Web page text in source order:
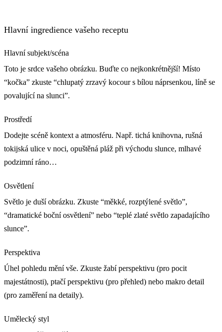
Hlavní ingredience vašeho receptu
Hlavní subjekt/scéna
Toto je srdce vašeho obrázku. Buďte co nejkonkrétnější! Místo
“kočka” zkuste “chlupatý zrzavý kocour s bílou náprsenkou, líně se
povalující na slunci”.
Prostředí
Dodejte scéně kontext a atmosféru. Např. tichá knihovna, rušná
tokijská ulice v noci, opuštěná pláž při východu slunce, mlhavé
podzimní ráno…
Osvětlení
Světlo je duší obrázku. Zkuste “měkké, rozptýlené světlo”,
“dramatické boční osvětlení” nebo “teplé zlaté světlo zapadajícího
slunce”.
Perspektiva
Úhel pohledu mění vše. Zkuste žabí perspektivu (pro pocit
majestátnosti), ptačí perspektivu (pro přehled) nebo makro detail
(pro zaměření na detaily).
Umělecký styl